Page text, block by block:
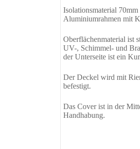
Isolationsmaterial 70mm
Aluminiumrahmen mit
Oberflächenmaterial ist
UV-, Schimmel- und
der Unterseite ist ein
Der Deckel wird mit
befestigt.
Das Cover ist in der
Handhabung.